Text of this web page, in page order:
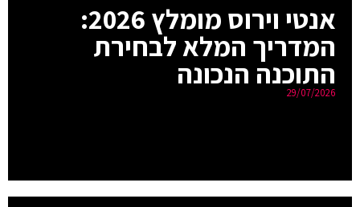
אנטי וירוס מומלץ 2026:
המדריך המלא לבחירת
התוכנה הנכונה
29/07/2026